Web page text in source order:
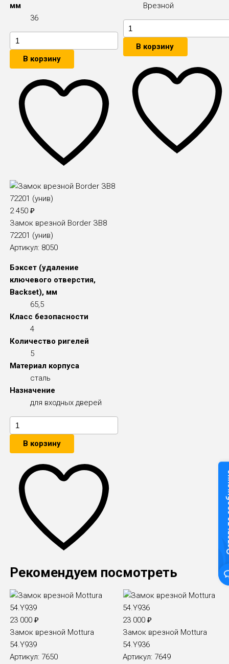
мм
36
В корзину
Врезной
В корзину
2 450₽
Замок врезной Border ЗВ8
72201 (унив)
Артикул: 8050
Бэксет (удаление
ключевого отверстия,
Backset), мм
65,5
Класс безопасности
4
Количество ригелей
5
Материал корпуса
сталь
Назначение
для входных дверей
В корзину
Рекомендуем посмотреть
23 000₽
Замок врезной Mottura
54.Y939
Артикул: 7650
23 000₽
Замок врезной Mottura
54.Y936
Артикул: 7649